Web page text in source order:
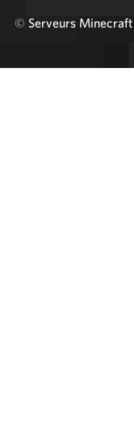
© Serveurs Minecraft